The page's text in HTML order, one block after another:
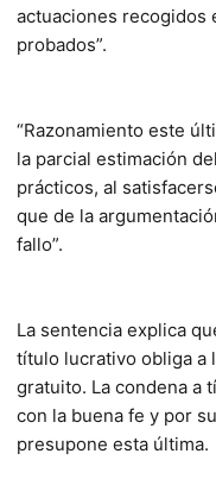
actuaciones recogidos
probados”.
“Razonamiento este
la parcial estimación
prácticos, al
que de la
fallo”.
La sentencia explica
título lucrativo obliga a
gratuito. La condena a
con la buena fe y por
presupone esta última.